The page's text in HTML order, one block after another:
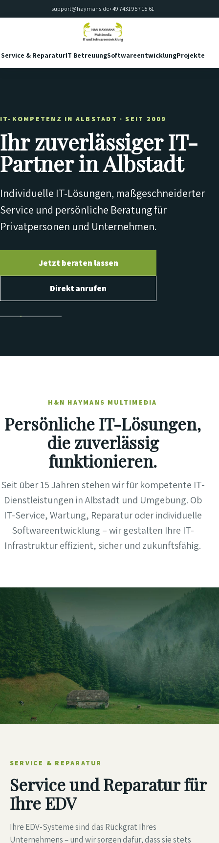
support@haymans.de+49 7431 957 15 61
Service & ReparaturIT BetreuungSoftwareentwicklungProjekte
IT-KOMPETENZ IN ALBSTADT · SEIT 2009
Ihr zuverlässiger IT-
Partner in Albstadt
Individuelle IT-Lösungen, maßgeschneiderter
Service und persönliche Beratung für
Privatpersonen und Unternehmen.
Jetzt beraten lassen
Direkt anrufen
H&N HAYMANS MULTIMEDIA
Persönliche IT-Lösungen,
die zuverlässig
funktionieren.
Seit über 15 Jahren stehen wir für kompetente IT-
Dienstleistungen in Albstadt und Umgebung. Ob
IT-Service, Wartung, Reparatur oder individuelle
Softwareentwicklung – wir gestalten Ihre IT-
Infrastruktur effizient, sicher und zukunftsfähig.
SERVICE & REPARATUR
Service und Reparatur für
Ihre EDV
Ihre EDV-Systeme sind das Rückgrat Ihres
Unternehmens – und wir sorgen dafür, dass sie stets